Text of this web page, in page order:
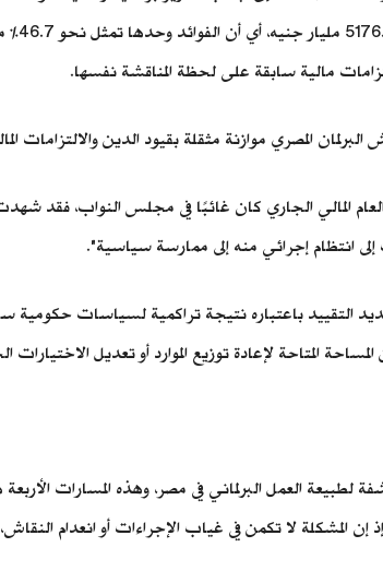
بنحو
مالية سابقة على لحظة المناقشة نفسها.
المصري موازنة مثقلة بقيود الدين والالتزامات
المالي الجاري كان غائبًا في مجلس النواب، فقد
انتظام إجرائي منه إلى ممارسة سياسية".
التقييد باعتباره نتيجة تراكمية لسياسات حكومية
المتاحة لإعادة توزيع الموارد أو تعديل الاختيارات
حالة كاشفة لطبيعة العمل البرلماني في مصر، وهذه